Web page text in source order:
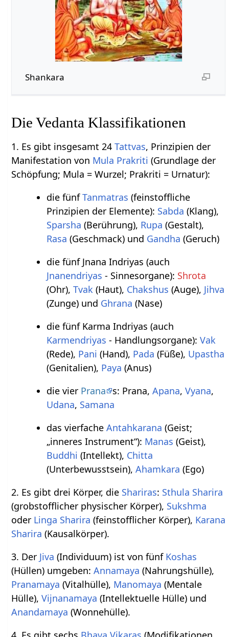
Shankara
Die Vedanta Klassifikationen
1. Es gibt insgesamt 24Tattvas, Prinzipien der
Manifestation von Mula Prakriti (Grundlage der
Schöpfung; Mula = Wurzel; Prakriti = Urnatur):
die fünfTanmatras (feinstoffliche
Prinzipien der Elemente): Sabda (Klang),
Sparsha (Berührung), Rupa (Gestalt),
Rasa (Geschmack) und Gandha (Geruch)
die fünf Jnana Indriyas (auch
Jnanendriyas - Sinnesorgane): Shrota
(Ohr), Tvak(Haut), Chakshus (Auge), Jihva
(Zunge) und Ghrana (Nase)
die fünf Karma Indriyas (auch
Karmendriyas - Handlungsorgane): Vak
(Rede), Pani (Hand), Pada (Füße), Upastha
(Genitalien), Paya (Anus)
die vier Prana s: Prana, Apana, Vyana,
Udana, Samana
das vierfache Antahkarana (Geist;
„inneres Instrument“): Manas (Geist),
Buddhi (Intellekt), Chitta
(Unterbewusstsein), Ahamkara (Ego)
2. Es gibt drei Körper, die Shariras: Sthula Sharira
(grobstofflicher physischer Körper), Sukshma
oder Linga Sharira (feinstofflicher Körper), Karana
Sharira (Kausalkörper).
3. Der Jiva (Individuum) ist von fünf Koshas
(Hüllen) umgeben:Annamaya (Nahrungshülle),
Pranamaya (Vitalhülle), Manomaya (Mentale
Hülle),Vijnanamaya (Intellektuelle Hülle) und
Anandamaya (Wonnehülle).